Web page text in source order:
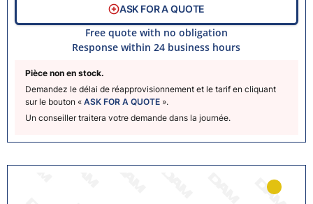
Pièce non en stock.
Demandez le délai de réapprovisionnement et le tarif en cliquant
sur le bouton « ASK FOR A QUOTE ».
Un conseiller traitera votre demande dans la journée.
ASK FOR A QUOTE
Free quote with no obligation
Response within 24 business hours